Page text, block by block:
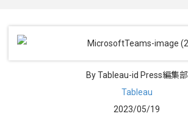
By Tableau-id Press編集部
Tableau
2023/05/19